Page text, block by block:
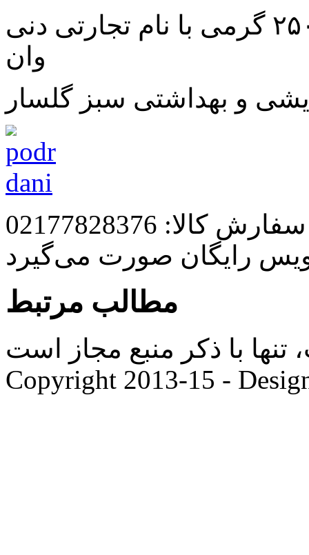
پودر دکلره سفید جعبه مقوایی ۲۵۰ گرمی با نام تجارتی دنی
وان
و بهداشتی سبز گلسار
کالا: 02177828376
رایگان صورت می‌گیرد
مطالب مرتبط
با ذکر منبع مجاز است. |
Copyright 2013-15 -